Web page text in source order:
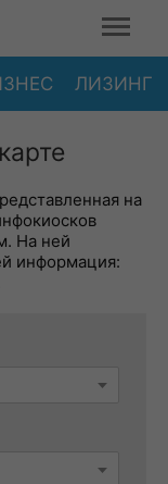
ЛИЗИНГ
на
На ней
информация: